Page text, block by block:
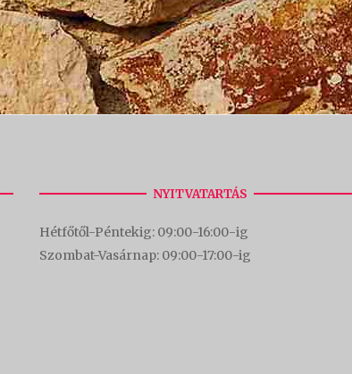
NYITVATARTÁS
Hétfőtől-Péntekig: 09:00-16:00-ig
Szombat-Vasárnap: 09:00-17:00-ig